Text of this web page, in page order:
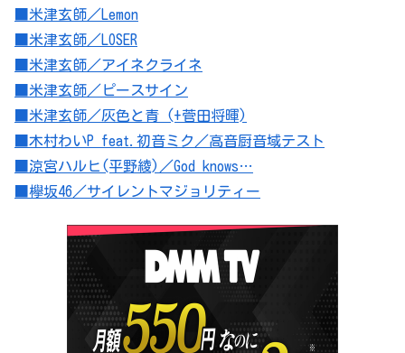
■米津玄師／Lemon
■米津玄師／LOSER
■米津玄師／アイネクライネ
■米津玄師／ピースサイン
■米津玄師／灰色と青 (+菅田将暉)
■木村わいP feat.初音ミク／高音厨音域テスト
■涼宮ハルヒ(平野綾)／God knows…
■欅坂46／サイレントマジョリティー